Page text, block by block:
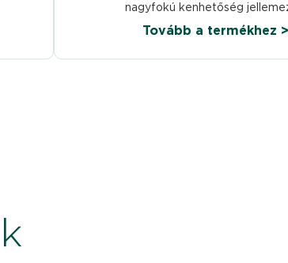
nagyfokú kenhetőség
Tovább a termékhez